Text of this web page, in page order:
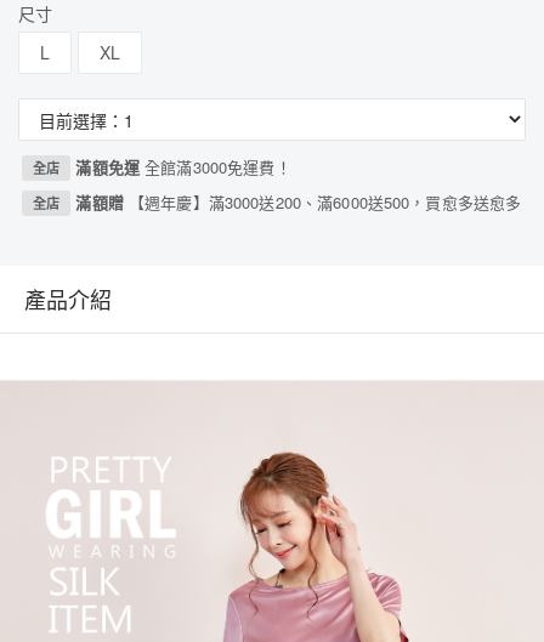
尺寸
L
XL
全店 滿額免運全館滿3000免運費！
全店 滿額贈 【週年慶】滿3000送200、滿6000送500，買愈多送愈多
產品介紹